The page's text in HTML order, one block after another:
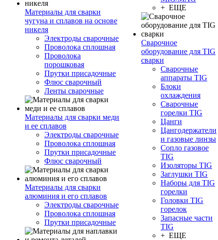
Материалы для сварки
чугуна и сплавов на основе
никеля
Электроды сварочные
Проволока сплошная
Проволока
порошковая
Прутки присадочные
Флюс сварочный
Ленты сварочные
Материалы для сварки меди
и ее сплавов
Электроды сварочные
Проволока сплошная
Прутки присадочные
Флюс сварочный
Материалы для сварки
алюминия и его сплавов
Электроды сварочные
Проволока сплошная
Прутки присадочные
+ ЕЩЕ
Сварочное
оборудование для TIG
сварки
Сварочные
аппараты TIG
Блоки
охлаждения
Сварочные
горелки TIG
Цанги
Цангодержатели
и газовые линзы
Сопло газовое
TIG
Изоляторы TIG
Заглушки TIG
Наборы для TIG
горелки
Головки TIG
горелок
Запасные части
TIG
+ ЕЩЕ